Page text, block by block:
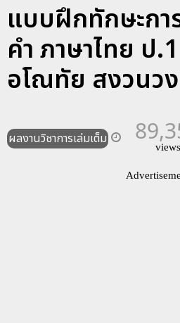
แบบฝึกทักษะกา
คำ ภาษาไทย ป
อโณทัย สงวนว
ผลงานวิชาการเล่มเต็ม views